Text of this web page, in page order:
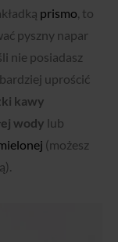
prismo, to
pyszny napar
nie posiadasz
uprościć
kawy
wody lub
(możesz